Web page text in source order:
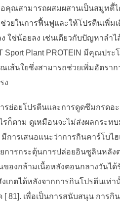
สามารถผสมผสานเป็นสมูทตี้ไ
ยในการฟื้นฟูและให้โปรตีนเพิ่ม
ใช่น้อยลง เช่นเดียวกับปัญหาล
Sport Plant PROTEIN มีคุณปร
ส้นใยซึ่งสามารถช่วยเพิ่มอัตรา
ง
ารย่อยโปรตีนและการดูดซึมกรด
ก็ตาม ดูเหมือนจะไม่ส่งผลกระท
การเสนอแนะว่าการกินคาร์โบไ
การกระตุ้นการปล่อยอินซูลินหลัง
องกล้ามเนื้อหลังตอนกลางวันไ
กตได้หลังจากการกินโปรตีนเท่า
81]. เพื่อเป็นการสนับสนุน การกิ